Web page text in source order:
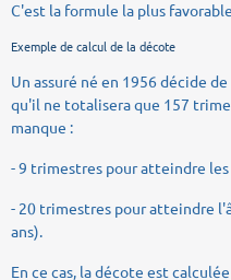
C'est la formule la plus
Exemple de calcul de la décote
Un assuré né en 1956 décide
qu'il ne totalisera que 157
manque :
- 9 trimestres pour atteindre les
- 20 trimestres pour atteindre
ans).
En ce cas, la décote est